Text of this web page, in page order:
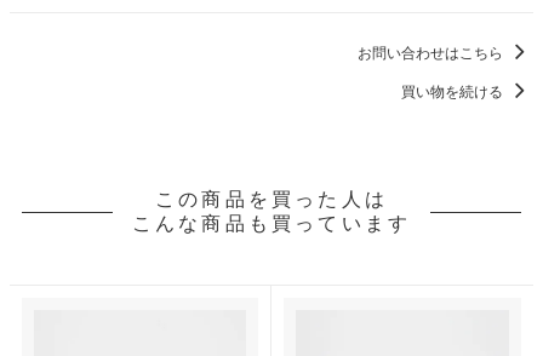
お問い合わせはこちら
買い物を続ける
この商品を買った人は
こんな商品も買っています